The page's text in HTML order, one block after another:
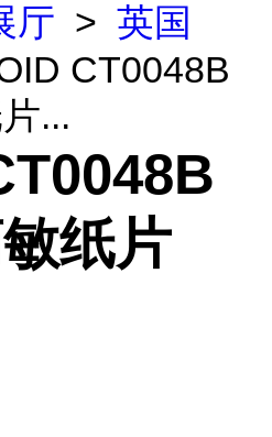
厅 > 英国
CT0048B
...
纸片